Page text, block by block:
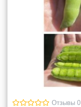
Отзывы 0